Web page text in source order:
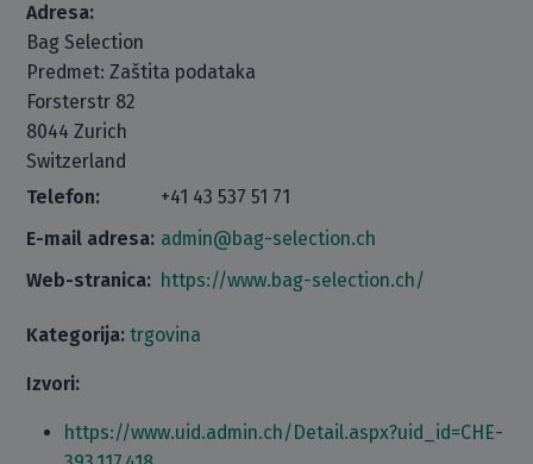
Adresa:
Bag Selection
Predmet: Zaštita podataka
Forsterstr 82
8044 Zurich
Switzerland
Telefon:
+41 43 537 51 71
E-mail adresa: admin@bag-selection.ch
Web-stranica: https://www.bag-selection.ch/
Kategorija: trgovina
Izvori:
https://www.uid.admin.ch/Detail.aspx?uid_id=CHE-